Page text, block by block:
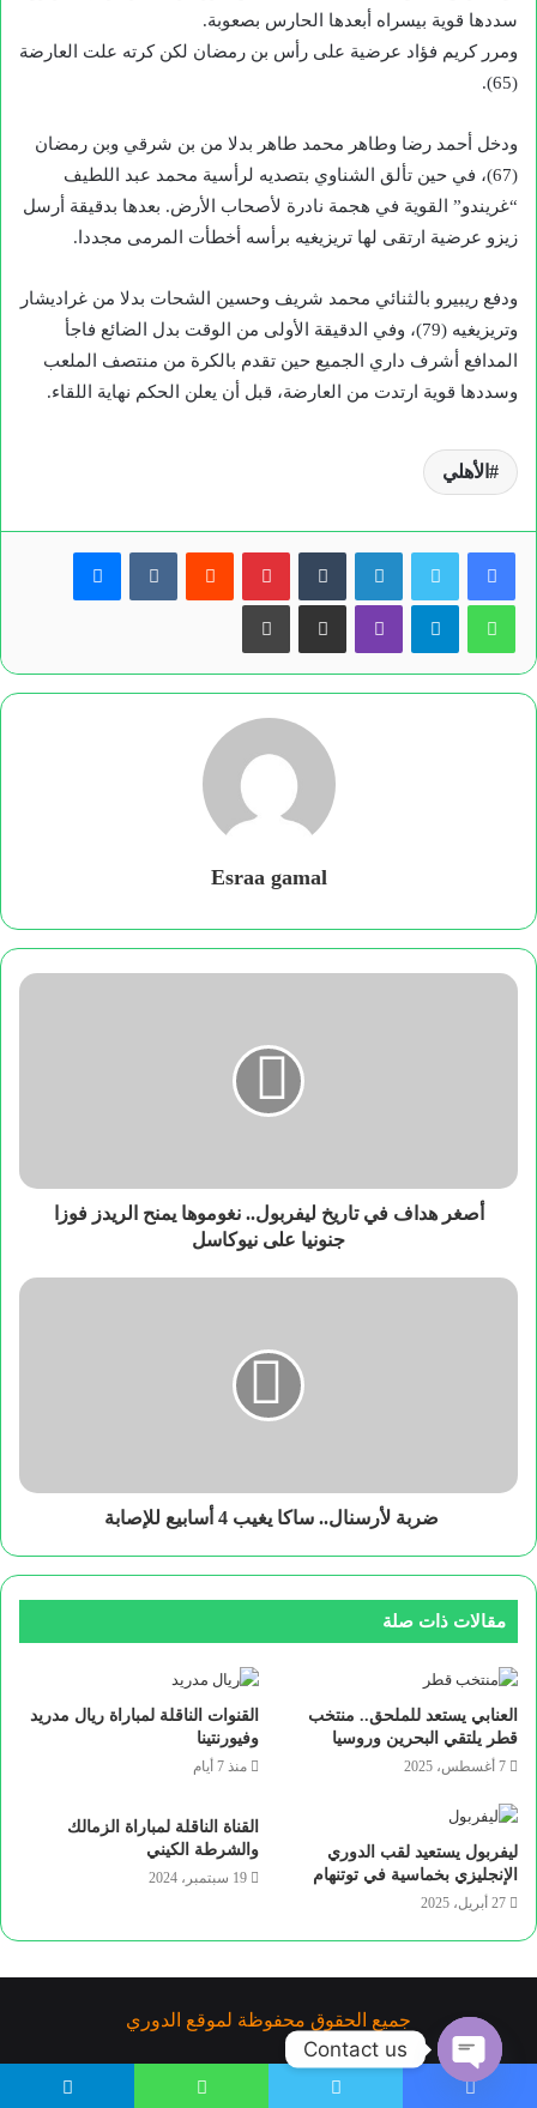
سددها قوية بيسراه أبعدها الحارس بصعوبة.
ومرر كريم فؤاد عرضية على رأس بن رمضان لكن كرته علت العارضة
(65).
ودخل أحمد رضا وطاهر محمد طاهر بدلا من بن شرقي وبن رمضان
(67)، في حين تألق الشناوي بتصديه لرأسية محمد عبد اللطيف
“غريندو” القوية في هجمة نادرة لأصحاب الأرض. بعدها بدقيقة أرسل
زيزو عرضية ارتقى لها تريزيغيه برأسه أخطأت المرمى مجددا.
ودفع ريبيرو بالثنائي محمد شريف وحسين الشحات بدلا من غراديشار
وتريزيغيه (79)، وفي الدقيقة الأولى من الوقت بدل الضائع فاجأ
المدافع أشرف داري الجميع حين تقدم بالكرة من منتصف الملعب
وسددها قوية ارتدت من العارضة، قبل أن يعلن الحكم نهاية اللقاء.
الأهلي
لينكدإن بينتيريست ماسنجر
واتساب تيلقرام ڤايبر مشاركة عبر البريد طباعة
Esraa gamal
أصغر هداف في تاريخ ليفربول.. نغوموها يمنح الريدز فوزا
جنونيا على نيوكاسل
ضربة لأرسنال.. ساكا يغيب 4 أسابيع للإصابة
مقالات ذات صلة
العنابي يستعد للملحق.. منتخب
قطر يلتقي البحرين وروسيا
7 أغسطس، 2025
القنوات الناقلة لمباراة ريال مدريد
وفيورنتينا
منذ 7 أيام
ليفربول يستعيد لقب الدوري
الإنجليزي بخماسية في توتنهام
27 أبريل، 2025
القناة الناقلة لمباراة الزمالك
والشرطة الكيني
19 سبتمبر، 2024
جميع الحقوق محفوظة لموقع الدوري
Contact us
Open